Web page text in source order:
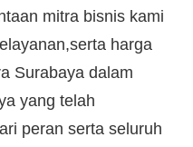
mitra bisnis kami
harga
Surabaya dalam
yang telah
peran serta seluruh